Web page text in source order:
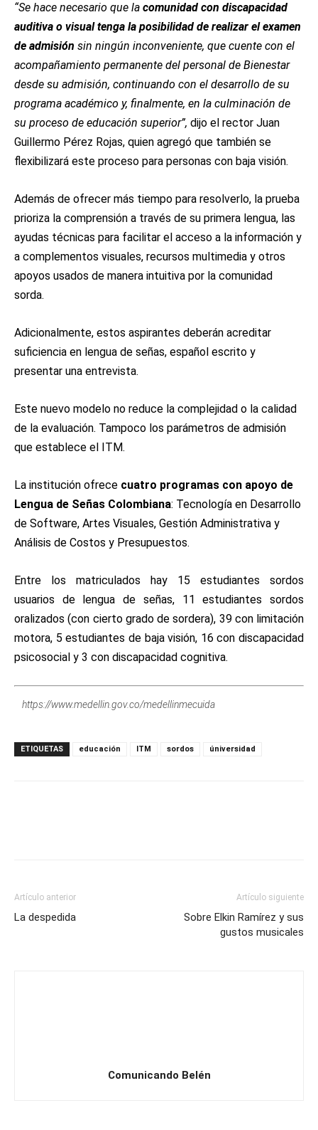
“Se hace necesario que la comunidad con discapacidad
auditiva o visual tenga la posibilidad de realizar el examen
de admisión sin ningún inconveniente, que cuente con el
acompañamiento permanente del personal de Bienestar
desde su admisión, continuando con el desarrollo de su
programa académico y, finalmente, en la culminación de
su proceso de educación superior”, dijo el rector Juan
Guillermo Pérez Rojas, quien agregó que también se
flexibilizará este proceso para personas con baja visión.
Además de ofrecer más tiempo para resolverlo, la prueba
prioriza la comprensión a través de su primera lengua, las
ayudas técnicas para facilitar el acceso a la información y
a complementos visuales, recursos multimedia y otros
apoyos usados de manera intuitiva por la comunidad
sorda.
Adicionalmente, estos aspirantes deberán acreditar
suficiencia en lengua de señas, español escrito y
presentar una entrevista.
Este nuevo modelo no reduce la complejidad o la calidad
de la evaluación. Tampoco los parámetros de admisión
que establece el ITM.
La institución ofrece cuatro programas con apoyo de
Lengua de Señas Colombiana: Tecnología en Desarrollo
de Software, Artes Visuales, Gestión Administrativa y
Análisis de Costos y Presupuestos.
Entre los matriculados hay 15 estudiantes sordos
usuarios de lengua de señas, 11 estudiantes sordos
oralizados (con cierto grado de sordera), 39 con limitación
motora, 5 estudiantes de baja visión, 16 con discapacidad
psicosocial y 3 con discapacidad cognitiva.
https://www.medellin.gov.co/medellinmecuida
ETIQUETAS educación ITM sordos úniversidad
Artículo anterior
La despedida
Artículo siguiente
Sobre Elkin Ramírez y sus
gustos musicales
Comunicando Belén